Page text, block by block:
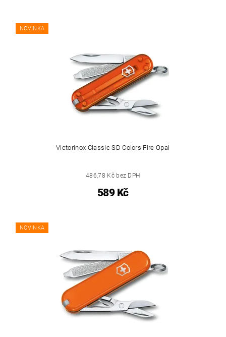
NOVINKA
Victorinox Classic SD Colors Fire Opal
486,78 Kč bez DPH
589 Kč
NOVINKA